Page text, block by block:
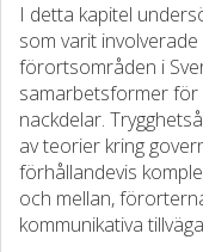
I detta kapitel
som varit
förortsområden i
samarbetsformer
nackdelar.
av teorier kring
förhållandevis
och mellan,
kommunikativa